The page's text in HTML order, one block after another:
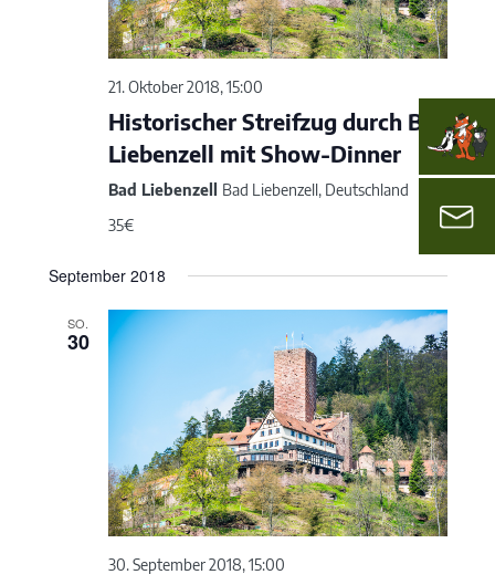
21. Oktober 2018, 15:00
Historischer Streifzug durch Bad
Liebenzell mit Show-Dinner
Bad Liebenzell Bad Liebenzell, Deutschland
35€
September 2018
SO.
30
30. September 2018, 15:00